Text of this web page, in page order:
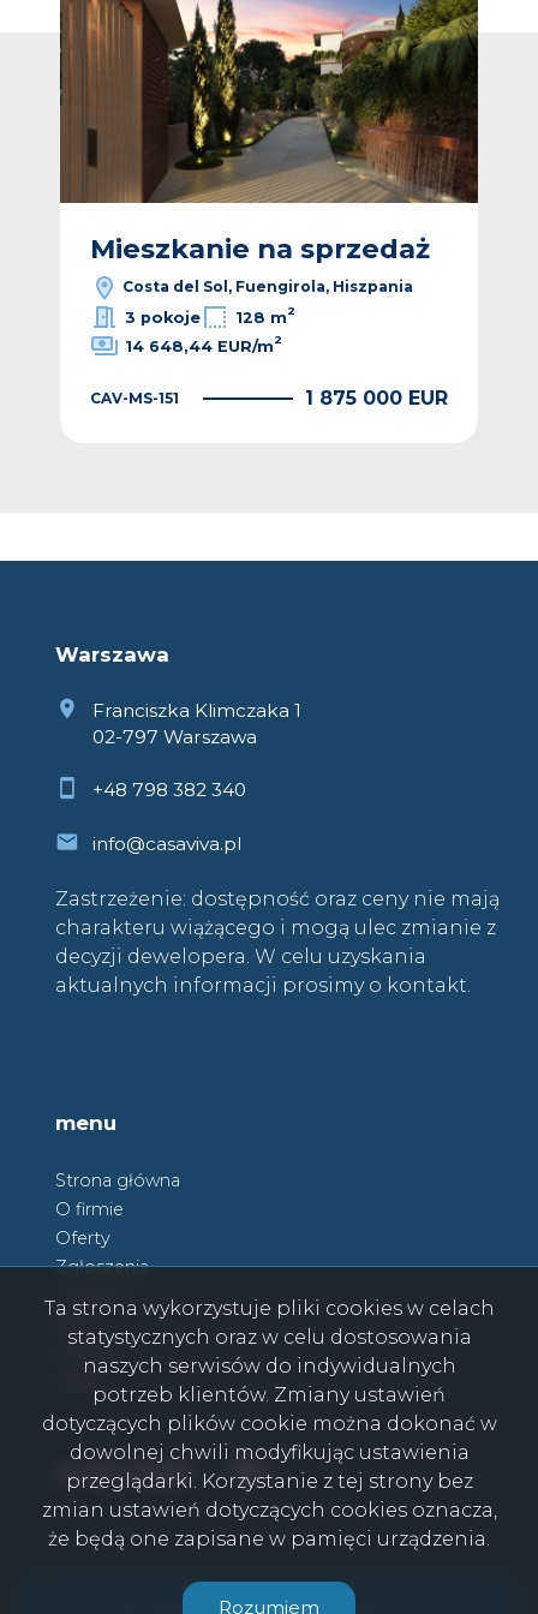
Mieszkanie na sprzedaż
Costa del Sol, Fuengirola, Hiszpania
3 pokoje
128 m2
14 648,44 EUR/m2
CAV-MS-151 1 875 000 EUR
Warszawa
Franciszka Klimczaka 1
02-797 Warszawa
+48 798 382 340
info@casaviva.pl
Zastrzeżenie: dostępność oraz ceny nie mają
charakteru wiążącego i mogą ulec zmianie z
decyzji dewelopera. W celu uzyskania
aktualnych informacji prosimy o kontakt.
menu
Strona główna
O firmie
Oferty
Zgłoszenia
Kontakt
social media Facebook
Facebook
CasaViva © 2026
Ta strona wykorzystuje pliki cookies w celach
statystycznych oraz w celu dostosowania
naszych serwisów do indywidualnych
potrzeb klientów. Zmiany ustawień
dotyczących plików cookie można dokonać w
dowolnej chwili modyfikując ustawienia
przeglądarki. Korzystanie z tej strony bez
zmian ustawień dotyczących cookies oznacza,
że będą one zapisane w pamięci urządzenia.
Rozumiem